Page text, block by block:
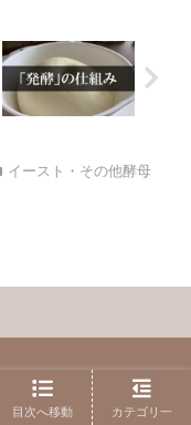
イースト・その他酵母
目次へ移動 カテゴリ一